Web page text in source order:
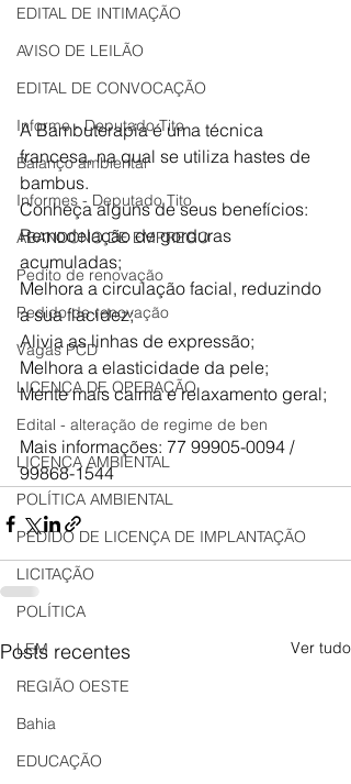
EDITAL DE INTIMAÇÃO
AVISO DE LEILÃO
EDITAL DE CONVOCAÇÃO
Informe - Deputado Tito
Balanço ambiental
Informes - Deputado Tito
ABANDONO DE EMPREGO
Pedito de renovação
Pedido de renovação
Vagas PCD
LICENÇA DE OPERAÇÃO
Edital - alteração de regime de ben
LICENÇA AMBIENTAL
POLÍTICA AMBIENTAL
PEDIDO DE LICENÇA DE IMPLANTAÇÃO
LICITAÇÃO
POLÍTICA
LEM
REGIÃO OESTE
Bahia
EDUCAÇÃO
A Bambuterapia é uma técnica
francesa, na qual se utiliza hastes de
bambus.
Conheça alguns de seus benefícios:
Remodelação de gorduras
acumuladas;
Melhora a circulação facial, reduzindo
a sua flacidez;
Alivia as linhas de expressão;
Melhora a elasticidade da pele;
Mente mais calma e relaxamento geral;
Mais informações: 77 99905-0094 /
99868-1544
Posts recentes Ver tudo